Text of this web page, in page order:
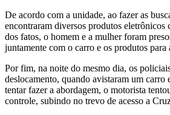
De acordo com a unidade, ao fazer as
encontraram diversos produtos eletrônicos
dos fatos, o homem e a mulher foram
juntamente com o carro e os produtos para
Por fim, na noite do mesmo dia, os
deslocamento, quando avistaram um carro
tentar fazer a abordagem, o motorista
controle, subindo no trevo de acesso a